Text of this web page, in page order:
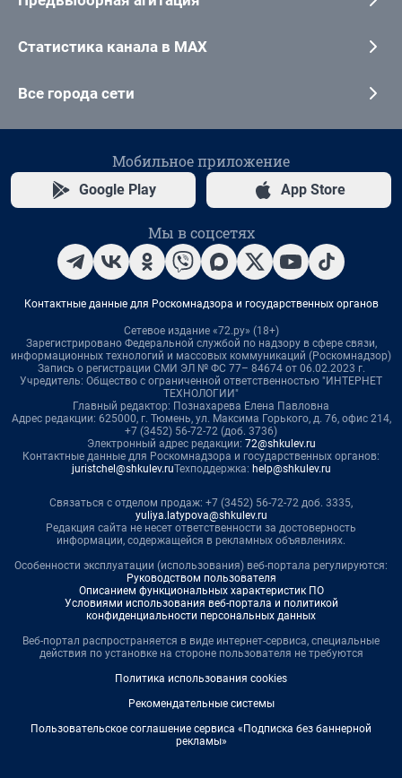
Статистика канала в MAX
Все города сети
Мобильное приложение
Google Play App Store
Мы в соцсетях
Контактные данные для Роскомнадзора и государственных органов
Сетевое издание «72.ру» (18+)
Зарегистрировано Федеральной службой по надзору в сфере связи,
информационных технологий и массовых коммуникаций (Роскомнадзор)
Запись о регистрации СМИ ЭЛ № ФС 77– 84674 от 06.02.2023 г.
Учредитель: Общество с ограниченной ответственностью "ИНТЕРНЕТ
ТЕХНОЛОГИИ"
Главный редактор: Познахарева Елена Павловна
Адрес редакции: 625000, г. Тюмень, ул. Максима Горького, д. 76, офис 214,
+7 (3452) 56-72-72 (доб. 3736)
Электронный адрес редакции: 72@shkulev.ru
Контактные данные для Роскомнадзора и государственных органов:
juristchel@shkulev.ruТехподдержка: help@shkulev.ru
Связаться с отделом продаж: +7 (3452) 56-72-72 доб. 3335,
yuliya.latypova@shkulev.ru
Редакция сайта не несет ответственности за достоверность
информации, содержащейся в рекламных объявлениях.
Особенности эксплуатации (использования) веб-портала регулируются:
Руководством пользователя
Описанием функциональных характеристик ПО
Условиями использования веб-портала и политикой
конфиденциальности персональных данных
Веб-портал распространяется в виде интернет-сервиса, специальные
действия по установке на стороне пользователя не требуются
Политика использования cookies
Рекомендательные системы
Пользовательское соглашение сервиса «Подписка без баннерной
рекламы»